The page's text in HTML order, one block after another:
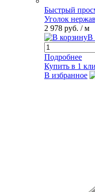
Быстрый
Уголок
2 978 руб. / м
В
Подробнее
Купить в 1
В избранное